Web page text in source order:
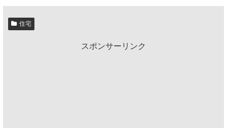
住宅
スポンサーリンク